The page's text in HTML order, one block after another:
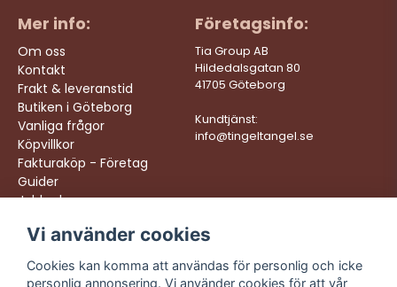
Mer info:
Om oss
Kontakt
Frakt & leveranstid
Butiken i Göteborg
Vanliga frågor
Köpvillkor
Fakturaköp - Företag
Guider
Jobba hos oss
Företagsinfo:
Tia Group AB
Hildedalsgatan 80
41705 Göteborg
Kundtjänst:
info@tingeltangel.se
Följ oss:
Instagram
Vi levererar:
Snabba leveranser
Trygga köp
Vi använder cookies
Cookies kan komma att användas för personlig och icke
personlig annonsering. Vi använder cookies för att vår